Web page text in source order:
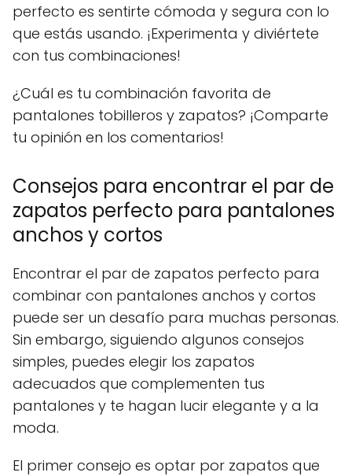
perfecto es sentirte cómoda y segura con lo
que estás usando. ¡Experimenta y diviértete
con tus combinaciones!
¿Cuál es tu combinación favorita de
pantalones tobilleros y zapatos? ¡Comparte
tu opinión en los comentarios!
Consejos para encontrar el par de
zapatos perfecto para pantalones
anchos y cortos
Encontrar el par de zapatos perfecto para
combinar con pantalones anchos y cortos
puede ser un desafío para muchas personas.
Sin embargo, siguiendo algunos consejos
simples, puedes elegir los zapatos
adecuados que complementen tus
pantalones y te hagan lucir elegante y a la
moda.
El primer consejo es optar por zapatos que